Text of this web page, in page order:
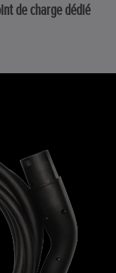
de charge dédié